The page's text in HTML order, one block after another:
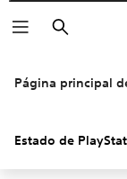
Buscar
Página principal
Estado de